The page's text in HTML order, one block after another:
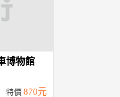
博物館
特價 870元